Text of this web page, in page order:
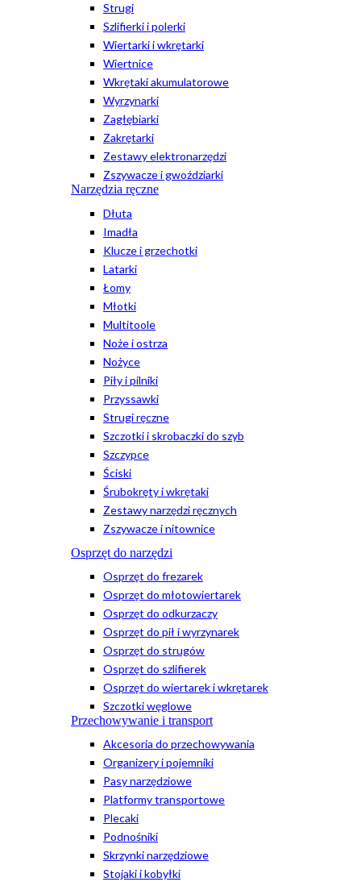
Strugi
Szlifierki i polerki
Wiertarki i wkrętarki
Wiertnice
Wkrętaki akumulatorowe
Wyrzynarki
Zagłębiarki
Zakrętarki
Zestawy elektronarzędzi
Zszywacze i gwoździarki
Narzędzia ręczne
Dłuta
Imadła
Klucze i grzechotki
Latarki
Łomy
Młotki
Multitoole
Noże i ostrza
Nożyce
Piły i pilniki
Przyssawki
Strugi ręczne
Szczotki i skrobaczki do szyb
Szczypce
Ściski
Śrubokręty i wkrętaki
Zestawy narzędzi ręcznych
Zszywacze i nitownice
Osprzęt do narzędzi
Osprzęt do frezarek
Osprzęt do młotowiertarek
Osprzęt do odkurzaczy
Osprzęt do pił i wyrzynarek
Osprzęt do strugów
Osprzęt do szlifierek
Osprzęt do wiertarek i wkrętarek
Szczotki węglowe
Przechowywanie i transport
Akcesoria do przechowywania
Organizery i pojemniki
Pasy narzędziowe
Platformy transportowe
Plecaki
Podnośniki
Skrzynki narzędziowe
Stojaki i kobyłki